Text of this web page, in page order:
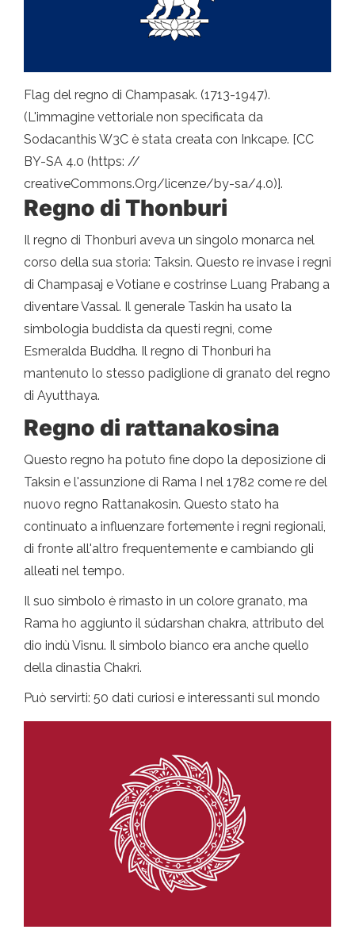
Flag del regno di Champasak. (1713-1947).
(L'immagine vettoriale non specificata da
Sodacanthis W3C è stata creata con Inkcape. [CC
BY-SA 4.0 (https: //
creativeCommons.Org/licenze/by-sa/4.0)].
Regno di Thonburi
Il regno di Thonburi aveva un singolo monarca nel
corso della sua storia: Taksin. Questo re invase i regni
di Champasaj e Votiane e costrinse Luang Prabang a
diventare Vassal. Il generale Taskin ha usato la
simbologia buddista da questi regni, come
Esmeralda Buddha. Il regno di Thonburi ha
mantenuto lo stesso padiglione di granato del regno
di Ayutthaya.
Regno di rattanakosina
Questo regno ha potuto fine dopo la deposizione di
Taksin e l'assunzione di Rama I nel 1782 come re del
nuovo regno Rattanakosin. Questo stato ha
continuato a influenzare fortemente i regni regionali,
di fronte all'altro frequentemente e cambiando gli
alleati nel tempo.
Il suo simbolo è rimasto in un colore granato, ma
Rama ho aggiunto il súdarshan chakra, attributo del
dio indù Visnu. Il simbolo bianco era anche quello
della dinastia Chakri.
Può servirti: 50 dati curiosi e interessanti sul mondo